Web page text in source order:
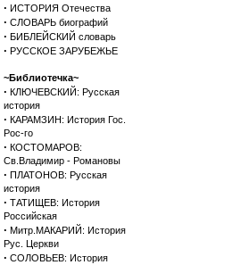
· ИСТОРИЯ Отечества
· СЛОВАРЬ биографий
· БИБЛЕЙСКИЙ словарь
· РУССКОЕ ЗАРУБЕЖЬЕ
~Библиотечка~
· КЛЮЧЕВСКИЙ: Русская
история
· КАРАМЗИН: История Гос.
Рос-го
· КОСТОМАРОВ:
Св.Владимир - Романовы
· ПЛАТОНОВ: Русская
история
· ТАТИЩЕВ: История
Российская
· Митр.МАКАРИЙ: История
Рус. Церкви
· СОЛОВЬЕВ: История